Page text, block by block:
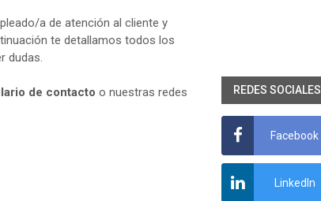
a de atención al cliente y
te detallamos todos los
dudas.
de contacto o nuestras redes
REDES SOCIALES
Facebook
LinkedIn